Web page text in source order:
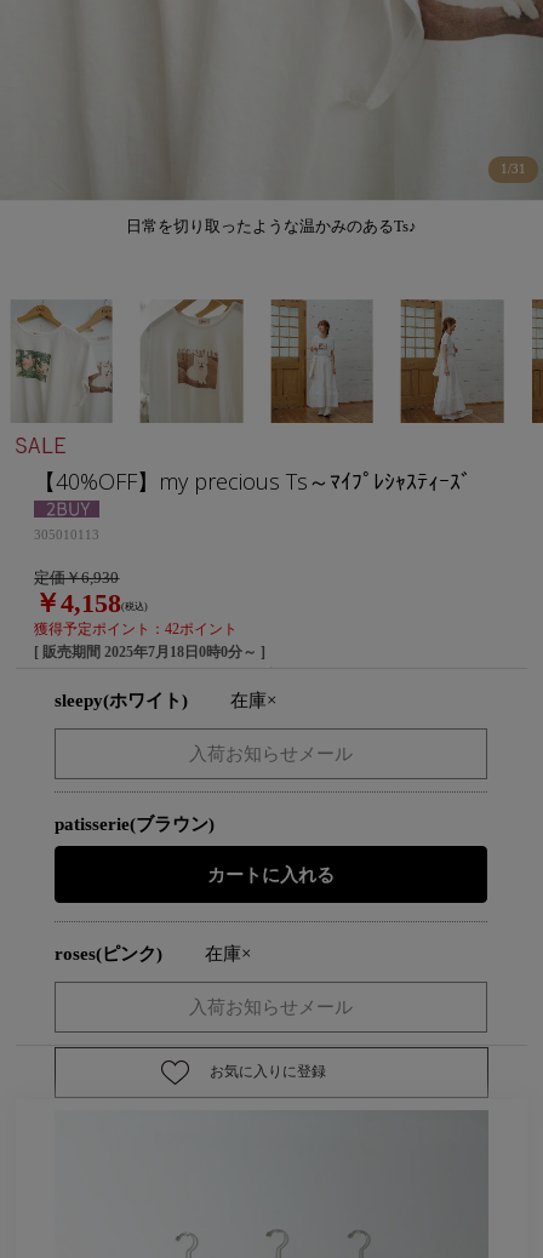
日常を切り取ったような温かみのあるTs♪
1 /31
【40%OFF】my precious Ts～ﾏｲﾌﾟﾚｼｬｽﾃｨｰｽﾞ
305010113
定価￥6,930
￥4,158(税込)
獲得予定ポイント：42ポイント
[ 販売期間2025年7月18日0時0分～ ]
sleepy(ホワイト) 在庫×
patisserie(ブラウン)
roses(ピンク) 在庫×
お気に入りに登録